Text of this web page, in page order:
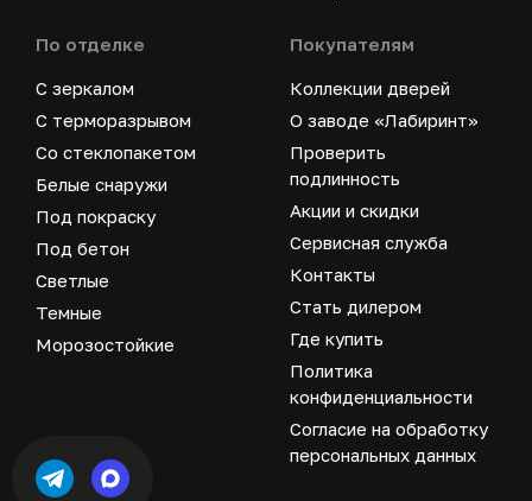
По отделке
С зеркалом
С терморазрывом
Со стеклопакетом
Белые снаружи
Под покраску
Под бетон
Светлые
Темные
Морозостойкие
Покупателям
Коллекции дверей
О заводе «Лабиринт»
Проверить
подлинность
Акции и скидки
Сервисная служба
Контакты
Стать дилером
Где купить
Политика
конфиденциальности
Согласие на обработку
персональных данных